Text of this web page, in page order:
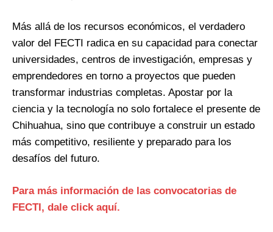
Más allá de los recursos económicos, el verdadero
valor del FECTI radica en su capacidad para conectar
universidades, centros de investigación, empresas y
emprendedores en torno a proyectos que pueden
transformar industrias completas. Apostar por la
ciencia y la tecnología no solo fortalece el presente de
Chihuahua, sino que contribuye a construir un estado
más competitivo, resiliente y preparado para los
desafíos del futuro.
Para más información de las convocatorias de
FECTI, dale click aquí.